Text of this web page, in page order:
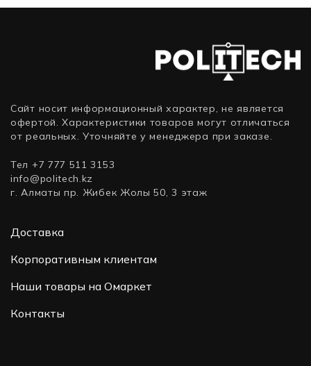
2000
SAS)
2000
8)
(2,5
ТБ,
SAS)
4314,
16, 24,
1 x 32
ГБ,
2.5″,
8)
Сайт носит информационный характер, не является
офертой. Характеристики товаров могут отличаться
от реальных. Уточняйте у менеджера при заказе.
Тел +7 777 511 3153
info@politech.kz
г. Алматы пр. Жибек Жолы 50, 3 этаж
Доставка
Корпоративным клиентам
Наши товары на Омаркет
Контакты